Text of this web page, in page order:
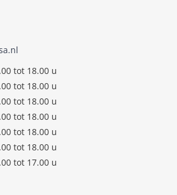
tot 18.00 u
tot 18.00 u
tot 18.00 u
tot 18.00 u
tot 18.00 u
tot 18.00 u
tot 17.00 u